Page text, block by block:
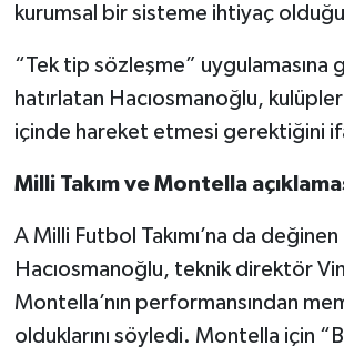
kurumsal bir sisteme ihtiyaç
“Tek tip sözleşme” uygulamasına
hatırlatan Hacıosmanoğlu,
içinde hareket etmesi gerektiğini
Milli Takım ve Montella
A Milli Futbol Takımı’na da değinen
Hacıosmanoğlu, teknik direktör
Montella’nın performansından
olduklarını söyledi. Montella için